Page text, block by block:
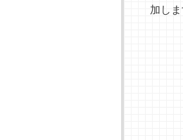
加し